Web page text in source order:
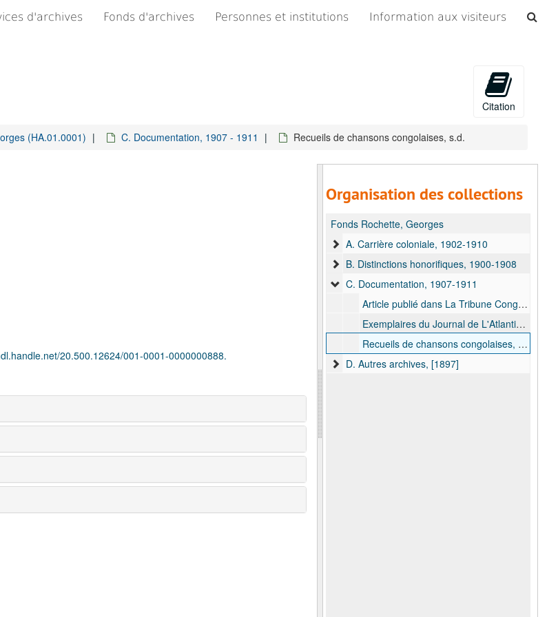
d'archives Fonds d'archives Personnes et institutions Information aux visiteurs
Citation
(HA.01.0001) C. Documentation, 1907 - 1911 Recueils de chansons congolaises, s.d.
20.500.12624/001-0001-0000000888.
Organisation des collections
Fonds Rochette, Georges
A. Carrière coloniale, 1902-1910
B. Distinctions honorifiques, 1900-1908
C. Documentation, 1907-1911
Article publié dans La Tribune Congolaise du 16 mai 1907, concernant le départ de Georges Rochette au Congo le 20 juin, 16 mai 1907
Exemplaires du Journal de L'Atlantique, [1911]
Recueils de chansons congolaises, s.d.
D. Autres archives, [1897]